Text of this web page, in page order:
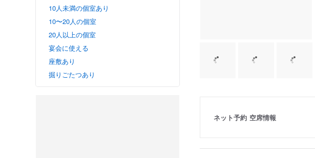
10人未満の個室あり
10〜20人の個室
20人以上の個室
宴会に使える
座敷あり
掘りごたつあり
ネット予約 空席情報